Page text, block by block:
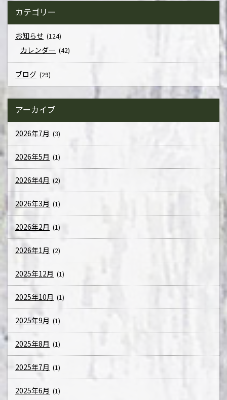
カテゴリー
お知らせ (124)
カレンダー (42)
ブログ (29)
アーカイブ
2026年7月 (3)
2026年5月 (1)
2026年4月 (2)
2026年3月 (1)
2026年2月 (1)
2026年1月 (2)
2025年12月 (1)
2025年10月 (1)
2025年9月 (1)
2025年8月 (1)
2025年7月 (1)
2025年6月 (1)